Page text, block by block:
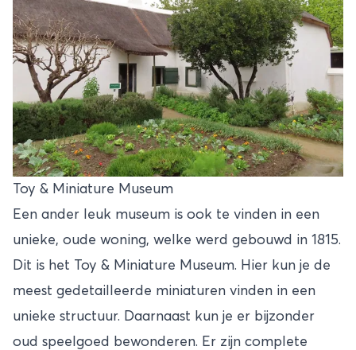
Toy & Miniature Museum
Een ander leuk museum is ook te vinden in een
unieke, oude woning, welke werd gebouwd in 1815.
Dit is het Toy & Miniature Museum. Hier kun je de
meest gedetailleerde miniaturen vinden in een
unieke structuur. Daarnaast kun je er bijzonder
oud speelgoed bewonderen. Er zijn complete